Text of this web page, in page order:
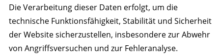
Die Verarbeitung dieser Daten erfolgt, um die
technische Funktionsfähigkeit, Stabilität und Sicherheit
der Website sicherzustellen, insbesondere zur Abwehr
von Angriffsversuchen und zur Fehleranalyse.